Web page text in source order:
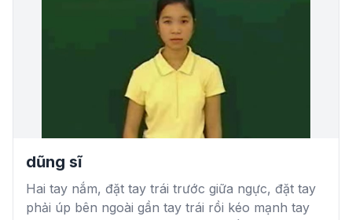
dũng sĩ
Hai tay nắm, đặt tay trái trước giữa ngực, đặt tay
phải úp bên ngoài gần tay trái rồi kéo mạnh tay